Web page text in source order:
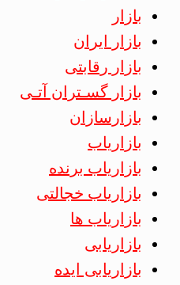
بازار
بازار ایران
بازار رقابتی
بازار گسـتران آتـی
بازارسازان
بازاریاب
بازاریاب برنده
بازاریاب خجالتی
بازاریاب ها
بازاریابی
بازاریابی ایده